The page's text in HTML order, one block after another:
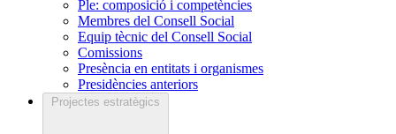
Ple: composició i competències
Membres del Consell Social
Equip tècnic del Consell Social
Comissions
Presència en entitats i organismes
Presidències anteriors
Projectes estratègics